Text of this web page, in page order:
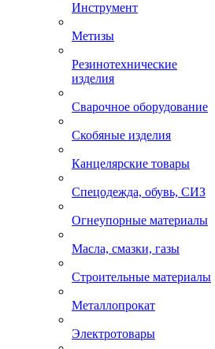
Инструмент
Метизы
Резинотехнические
изделия
Сварочное оборудование
Скобяные изделия
Канцелярские товары
Спецодежда, обувь, СИЗ
Огнеупорные материалы
Масла, смазки, газы
Строительные материалы
Металлопрокат
Электротовары